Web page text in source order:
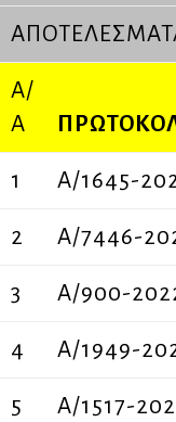
Α/
Α
1 Α/1645-
2 A/7446-
3 Α/900-
4 Α/1949-
5 Α/1517-